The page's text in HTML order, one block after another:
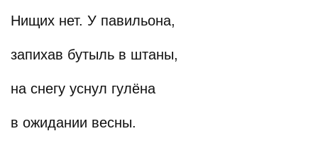
Нищих нет. У павильона,
запихав бутыль в штаны,
на снегу уснул гулёна
в ожидании весны.